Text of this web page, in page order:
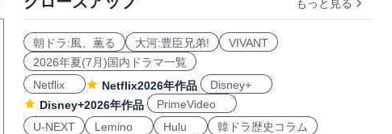
もっと見る
朝ドラ:風、薫る 大河:豊臣兄弟!
VIVANT
2026年夏(7月)国内ドラマ一覧
Netflix
Netflix2026年作品
Disney+
Disney+2026年作品
PrimeVideo
U-NEXT
Lemino Hulu
韓ドラ歴史コラム